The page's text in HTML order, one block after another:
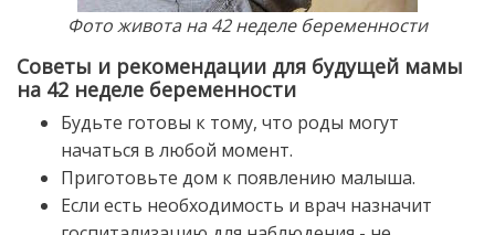
Фото живота на 42 неделе беременности
Советы и рекомендации для будущей мамы
на 42 неделе беременности
Будьте готовы к тому, что роды могут
начаться в любой момент.
Приготовьте дом к появлению малыша.
Если есть необходимость и врач назначит